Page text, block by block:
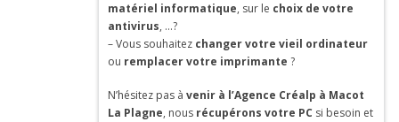
matériel informatique, sur le choix de votre
antivirus, …?
– Vous souhaitez changer votre vieil ordinateur
ou remplacer votre imprimante ?
N’hésitez pas à venir à l’Agence Créalp à Macot
La Plagne, nous récupérons votre PC si besoin et